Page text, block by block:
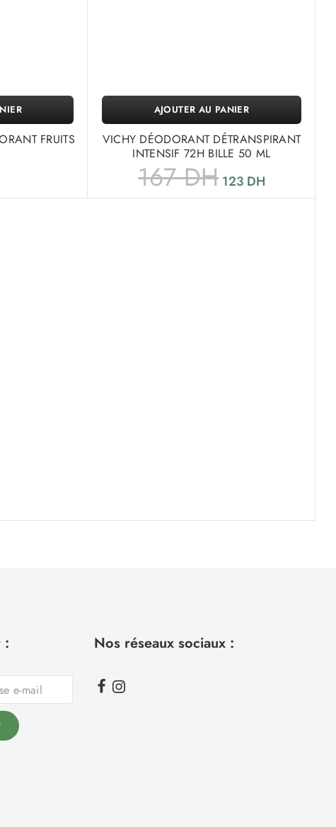
FRUITS
VICHY DÉODORANT DÉTRANSPIRANT
INTENSIF 72H BILLE 50 ML
167DH 123 DH
AJOUTER AU PANIER
: Nos réseaux sociaux :